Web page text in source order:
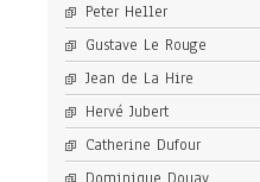
Peter Heller
Gustave Le Rouge
Jean de La Hire
Hervé Jubert
Catherine Dufour